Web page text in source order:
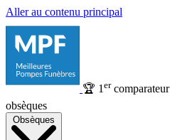
Aller au contenu principal
🏆 1 ercomparateur
obsèques
Obsèques